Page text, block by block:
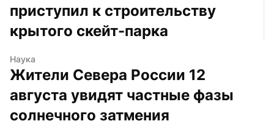
приступил к строительству
крытого скейт-парка
Наука
Жители Севера России 12
августа увидят частные фазы
солнечного затмения